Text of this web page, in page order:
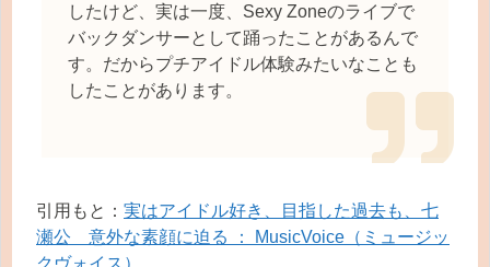
したけど、実は一度、Sexy Zoneのライブで
バックダンサーとして踊ったことがあるんで
す。だからプチアイドル体験みたいなことも
したことがあります。
引用もと： 実はアイドル好き、目指した過去も、七
瀬公 意外な素顔に迫る ： MusicVoice（ミュージッ
クヴォイス）